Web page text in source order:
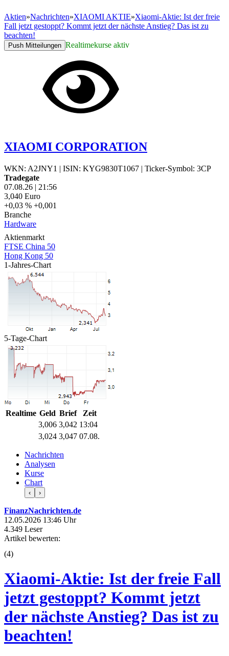
Aktien»Nachrichten»XIAOMI AKTIE»Xiaomi-Aktie: Ist der freie
Fall jetzt gestoppt? Kommt jetzt der nächste Anstieg? Das ist zu
beachten!
Push Mitteilungen Realtimekurse aktiv
XIAOMI CORPORATION
WKN: A2JNY1 | ISIN: KYG9830T1067 | Ticker-Symbol: 3CP
Tradegate
07.08.26 | 21:56
3,040 Euro
+0,03 % +0,001
Branche
Hardware
Aktienmarkt
FTSE China 50
Hong Kong 50
1-Jahres-Chart
5-Tage-Chart
Realtime Geld Brief
Zeit
3,006 3,042 13:04
3,024 3,047 07.08.
Nachrichten
Analysen
Kurse
Chart
‹ ›
FinanzNachrichten.de
12.05.2026 13:46 Uhr
4.349 Leser
Artikel bewerten:
(4)
Xiaomi-Aktie: Ist der freie Fall
jetzt gestoppt? Kommt jetzt
der nächste Anstieg? Das ist zu
beachten!